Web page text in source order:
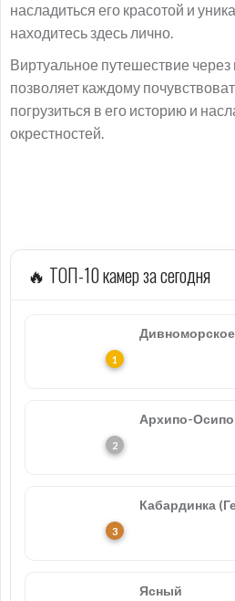
насладиться его красотой и
находитесь здесь лично.
Виртуальное путешествие
позволяет каждому
погрузиться в его историю и
окрестностей.
🔥 ТОП-10 камер за сегодня
Дивноморское
Архипо-
Кабардинка
Ясный